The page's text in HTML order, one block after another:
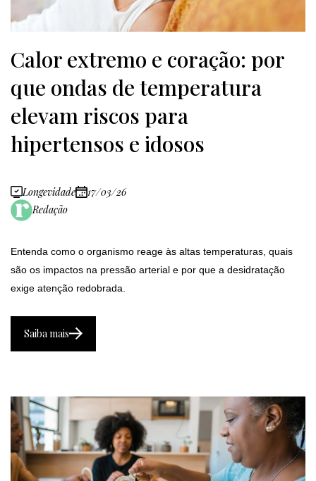
Calor extremo e coração: por
que ondas de temperatura
elevam riscos para
hipertensos e idosos
Longevidade
17/03/26
Redação
Entenda como o organismo reage às altas temperaturas, quais
são os impactos na pressão arterial e por que a desidratação
exige atenção redobrada.
Saiba mais